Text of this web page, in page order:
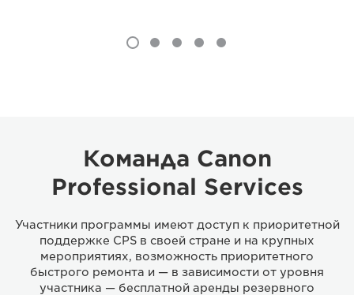
Команда Canon
Professional Services
Участники программы имеют доступ к приоритетной
поддержке CPS в своей стране и на крупных
мероприятиях, возможность приоритетного
быстрого ремонта и — в зависимости от уровня
участника — бесплатной аренды резервного